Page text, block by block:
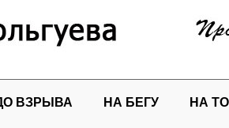
ВЗРЫВА НА БЕГУ НА